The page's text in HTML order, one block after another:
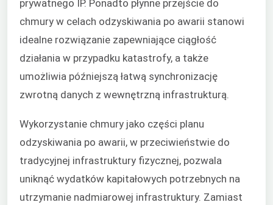
prywatnego IP. Ponadto płynne przejście do
chmury w celach odzyskiwania po awarii stanowi
idealne rozwiązanie zapewniające ciągłość
działania w przypadku katastrofy, a także
umożliwia późniejszą łatwą synchronizację
zwrotną danych z wewnętrzną infrastrukturą.
Wykorzystanie chmury jako części planu
odzyskiwania po awarii, w przeciwieństwie do
tradycyjnej infrastruktury fizycznej, pozwala
uniknąć wydatków kapitałowych potrzebnych na
utrzymanie nadmiarowej infrastruktury. Zamiast